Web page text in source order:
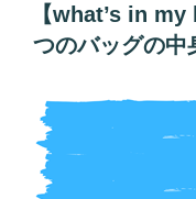
日:【what’s in
つのバッグの中